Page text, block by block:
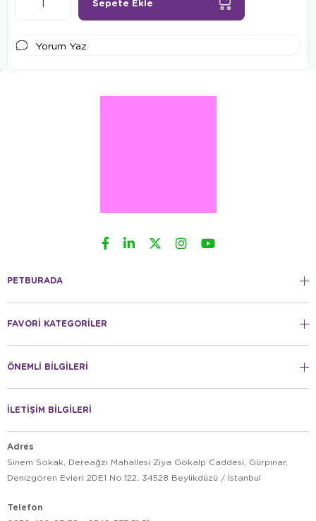
Yorum Yaz
PETBURADA
FAVORİ KATEGORİLER
ÖNEMLİ BİLGİLERİ
İLETİŞİM BİLGİLERİ
Adres
Sinem Sokak, Dereağzı Mahallesi Ziya Gökalp Caddesi, Gürpınar,
Denizgören Evleri 2DE1 No:122, 34528 Beylikdüzü / İstanbul
Telefon